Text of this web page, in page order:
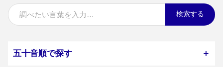
検索する
五十音順で探す ＋